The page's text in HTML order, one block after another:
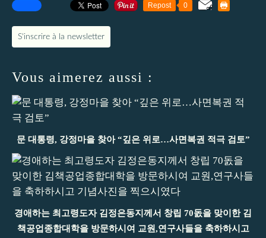
Repost 0
S'inscrire à la newsletter
Vous aimerez aussi :
문 대통령, 강정마을 찾아 “깊은 위로…사면복권 적극 검토”
경애하는 최고령도자 김정은동지께서 창립 70돐을 맞이한 김
책공업종합대학을 방문하시여 교원,연구사들을 축하하시고